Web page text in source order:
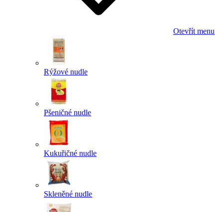
Otevřít menu
Rýžové nudle
Pšeničné nudle
Kukuřičné nudle
Skleněné nudle